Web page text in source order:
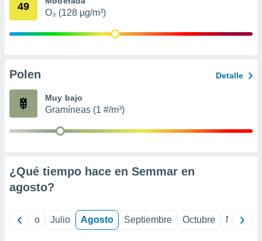
publicidad
de
1199
49
O₃ (128 µg/m³)
Polen Detalle
Muy bajo
Gramíneas (1 #/m³)
¿Qué tiempo hace en Semmar en
agosto?
Junio Julio Agosto Septiembre Octubre